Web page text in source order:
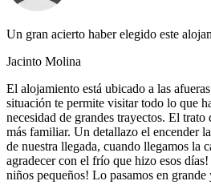
Un gran acierto haber elegido este
Jacinto Molina
El alojamiento está ubicado a las
situación te permite visitar todo lo que
necesidad de grandes trayectos. El trato
más familiar. Un detallazo el encender
de nuestra llegada, cuando llegamos la
agradecer con el frío que hizo esos
niños pequeños! Lo pasamos en